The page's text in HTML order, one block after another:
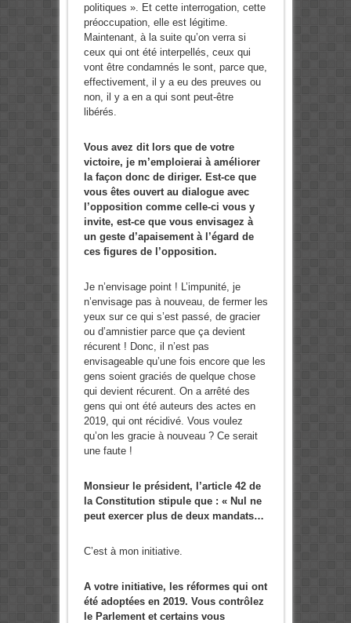
politiques ». Et cette interrogation, cette
préoccupation, elle est légitime.
Maintenant, à la suite qu’on verra si
ceux qui ont été interpellés, ceux qui
vont être condamnés le sont, parce que,
effectivement, il y a eu des preuves ou
non, il y a en a qui sont peut-être
libérés.
Vous avez dit lors que de votre
victoire, je m’emploierai à améliorer
la façon donc de diriger. Est-ce que
vous êtes ouvert au dialogue avec
l’opposition comme celle-ci vous y
invite, est-ce que vous envisagez à
un geste d’apaisement à l’égard de
ces figures de l’opposition.
Je n’envisage point ! L’impunité, je
n’envisage pas à nouveau, de fermer les
yeux sur ce qui s’est passé, de gracier
ou d’amnistier parce que ça devient
récurent ! Donc, il n’est pas
envisageable qu’une fois encore que les
gens soient graciés de quelque chose
qui devient récurent. On a arrêté des
gens qui ont été auteurs des actes en
2019, qui ont récidivé. Vous voulez
qu’on les gracie à nouveau ? Ce serait
une faute !
Monsieur le président, l’article 42 de
la Constitution stipule que : « Nul ne
peut exercer plus de deux mandats…
C’est à mon initiative.
A votre initiative, les réformes qui ont
été adoptées en 2019. Vous contrôlez
le Parlement et certains vous